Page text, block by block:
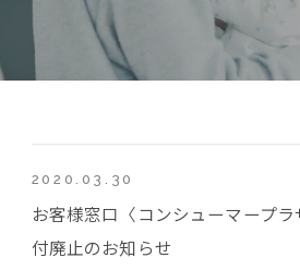
2020.03.30
お客様窓口〈コンシューマープ
付廃止のお知らせ